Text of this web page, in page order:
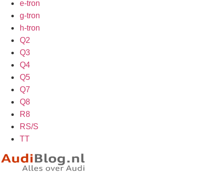
e-tron
g-tron
h-tron
Q2
Q3
Q4
Q5
Q7
Q8
R8
RS/S
TT